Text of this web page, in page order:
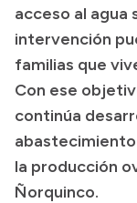
Boletín Oficial
Compras y
Consulta de
Consulta de
Convocatorias
Login
acceso al agua
intervención
familias que
Con ese
continúa
la producción
Ñorquinco.